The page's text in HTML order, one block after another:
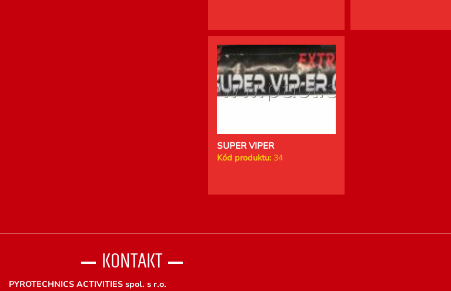
SUPER VIPER
Kód produktu:34
KONTAKT
PYROTECHNICS ACTIVITIES spol. s r.o.